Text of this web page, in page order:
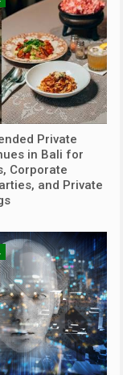
Private
in Bali for
Corporate
and Private